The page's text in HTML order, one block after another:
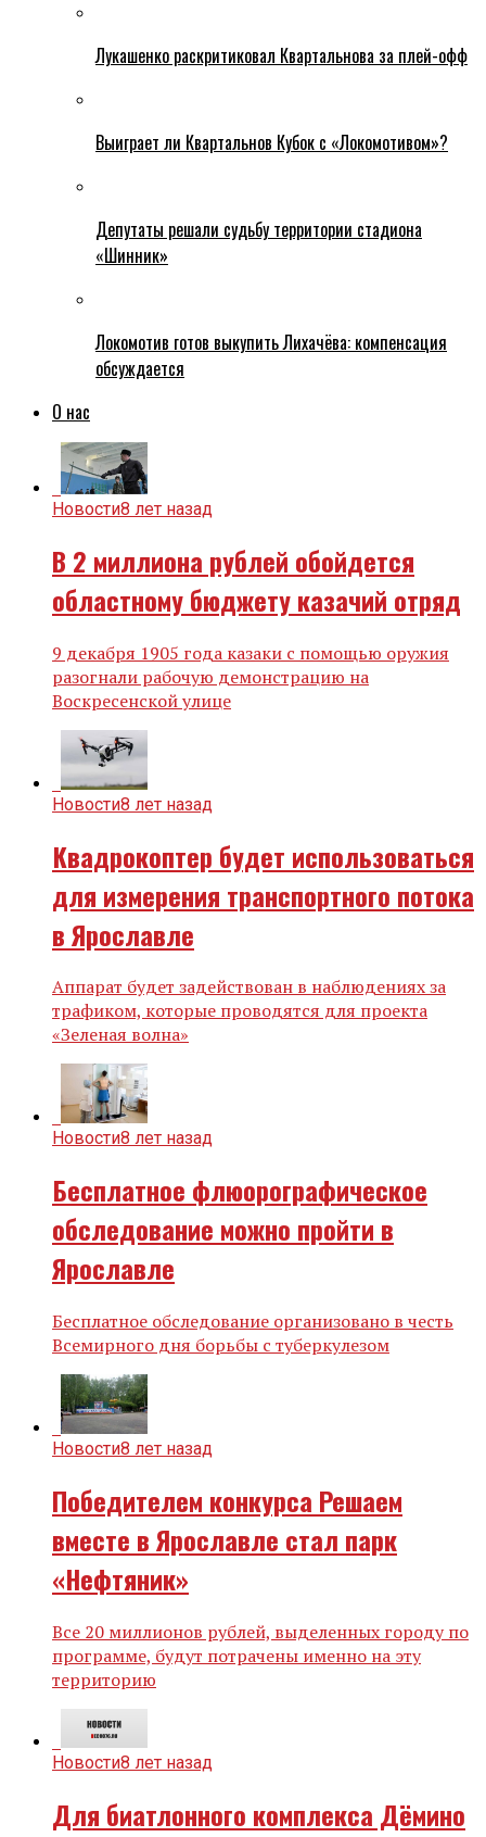
Лукашенко раскритиковал Квартальнова за плей-офф
Выиграет ли Квартальнов Кубок с «Локомотивом»?
Депутаты решали судьбу территории стадиона
«Шинник»
Локомотив готов выкупить Лихачёва: компенсация
обсуждается
О нас
Новости8 лет назад
В 2 миллиона рублей обойдется
областному бюджету казачий отряд
9 декабря 1905 года казаки с помощью оружия
разогнали рабочую демонстрацию на
Воскресенской улице
Новости8 лет назад
Квадрокоптер будет использоваться
для измерения транспортного потока
в Ярославле
Аппарат будет задействован в наблюдениях за
трафиком, которые проводятся для проекта
«Зеленая волна»
Новости8 лет назад
Бесплатное флюорографическое
обследование можно пройти в
Ярославле
Бесплатное обследование организовано в честь
Всемирного дня борьбы с туберкулезом
Новости8 лет назад
Победителем конкурса Решаем
вместе в Ярославле стал парк
«Нефтяник»
Все 20 миллионов рублей, выделенных городу по
программе, будут потрачены именно на эту
территорию
Новости8 лет назад
Для биатлонного комплекса Дёмино